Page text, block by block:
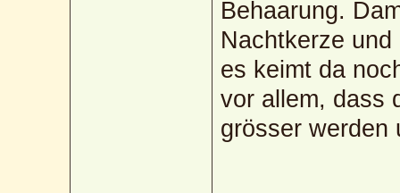
Behaarung.
Nachtkerze
es keimt da
vor allem, dass
grösser werden